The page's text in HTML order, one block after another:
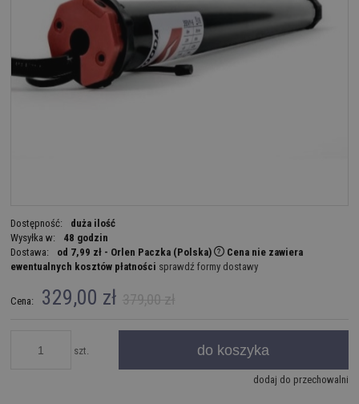
Dostępność:
duża ilość
Wysyłka w:
48 godzin
Dostawa:
od 7,99 zł - Orlen Paczka (Polska)
Cena nie zawiera
ewentualnych kosztów płatności sprawdź formy dostawy
Cena: 329,00 zł 379,00 zł
szt. do koszyka
dodaj do przechowalni